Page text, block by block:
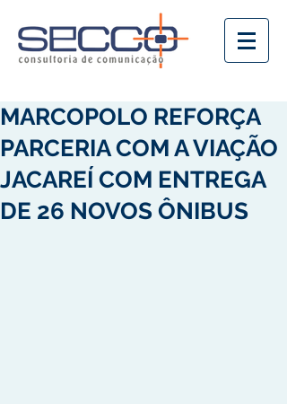
MARCOPOLO REFORÇA
PARCERIA COM A VIAÇÃO
JACAREÍ COM ENTREGA
DE 26 NOVOS ÔNIBUS